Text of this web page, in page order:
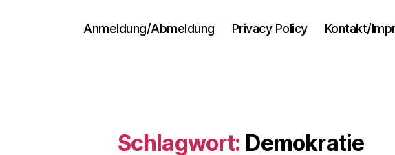
Anmeldung/Abmeldung Privacy Policy Kontakt/
Schlagwort: Demokratie